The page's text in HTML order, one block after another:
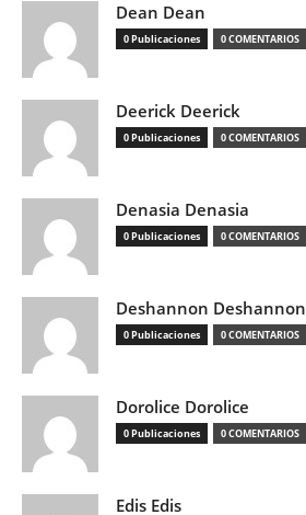
Dean Dean
0 Publicaciones 0 COMENTARIOS
Deerick Deerick
0 Publicaciones 0 COMENTARIOS
Denasia Denasia
0 Publicaciones 0 COMENTARIOS
Deshannon Deshannon
0 Publicaciones 0 COMENTARIOS
Dorolice Dorolice
0 Publicaciones 0 COMENTARIOS
Edis Edis